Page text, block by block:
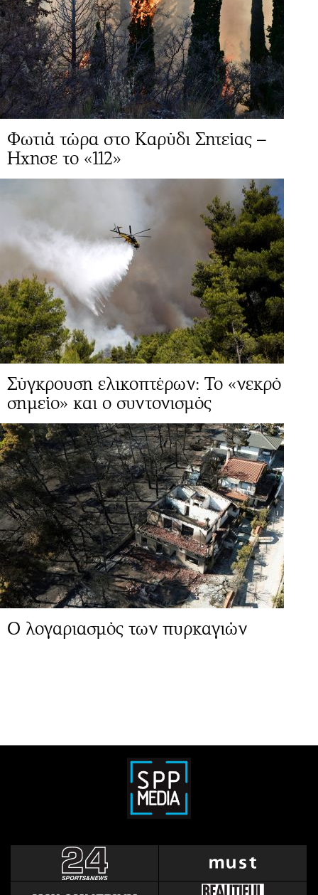
Φωτιά τώρα στο Καρύδι Σητείας –
Ηχησε το «112»
Σύγκρουση ελικοπτέρων: Το «νεκρό
σημείο» και ο συντονισμός
Ο λογαριασμός των πυρκαγιών